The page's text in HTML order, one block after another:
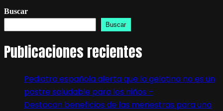
Buscar
Buscar
Publicaciones recientes
Pediatra española alerta que la gelatina no es un
postre saludable para los niños –
Destacan beneficios de las menestras para una